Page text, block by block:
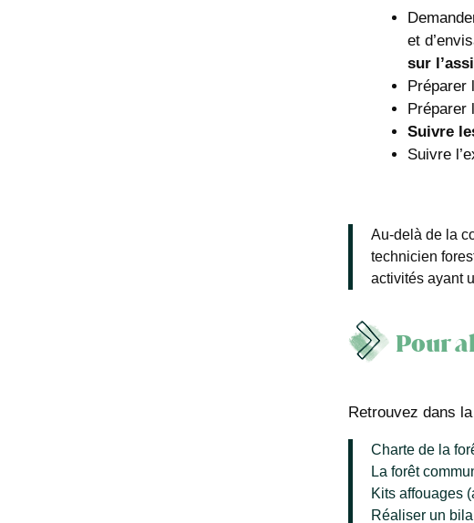
et
sur
Préparer
Préparer
Suivre
Suivre
Au-delà de la
technicien
activités ayant
Pour
Retrouvez dans
Charte de la
La forêt
Kits affouages
Réaliser un